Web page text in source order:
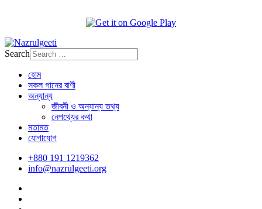
Search
হোম
সকল গানের বাণী
অন্যান্য
জীবনী ও অন্যান্য তথ্য
নেপথ্যের কথা
মতামত
যোগাযোগ
+880 191 1219362
info@nazrulgeeti.org